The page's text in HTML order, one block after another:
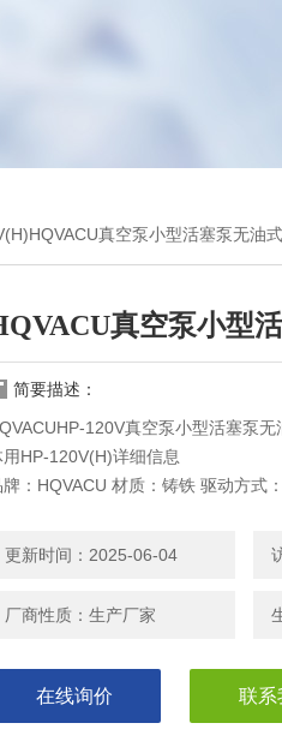
真空泵小型活塞泵无油
真空泵小型
简要描述：
120V真空泵小型活塞泵
用HP-120V(H)详细信息
牌：HQVACU 材质：铸铁 驱动方式
更新时间：2025-06-04
厂商性质：生产厂家
在线询价 联系